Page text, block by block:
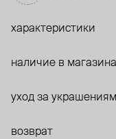
характеристики
наличие в
уход за
возврат